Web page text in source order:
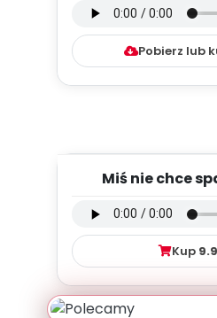
Pobierz lub
Miś nie chce
Kup